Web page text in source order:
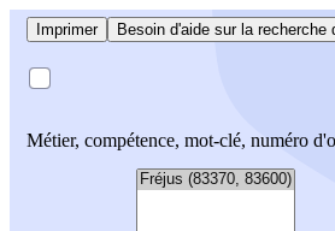
Imprimer Besoin d'aide sur la recherche
Métier, compétence, mot-clé, numéro